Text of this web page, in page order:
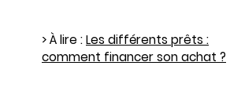
> À lire :Les différents prêts :
comment financer son achat ?